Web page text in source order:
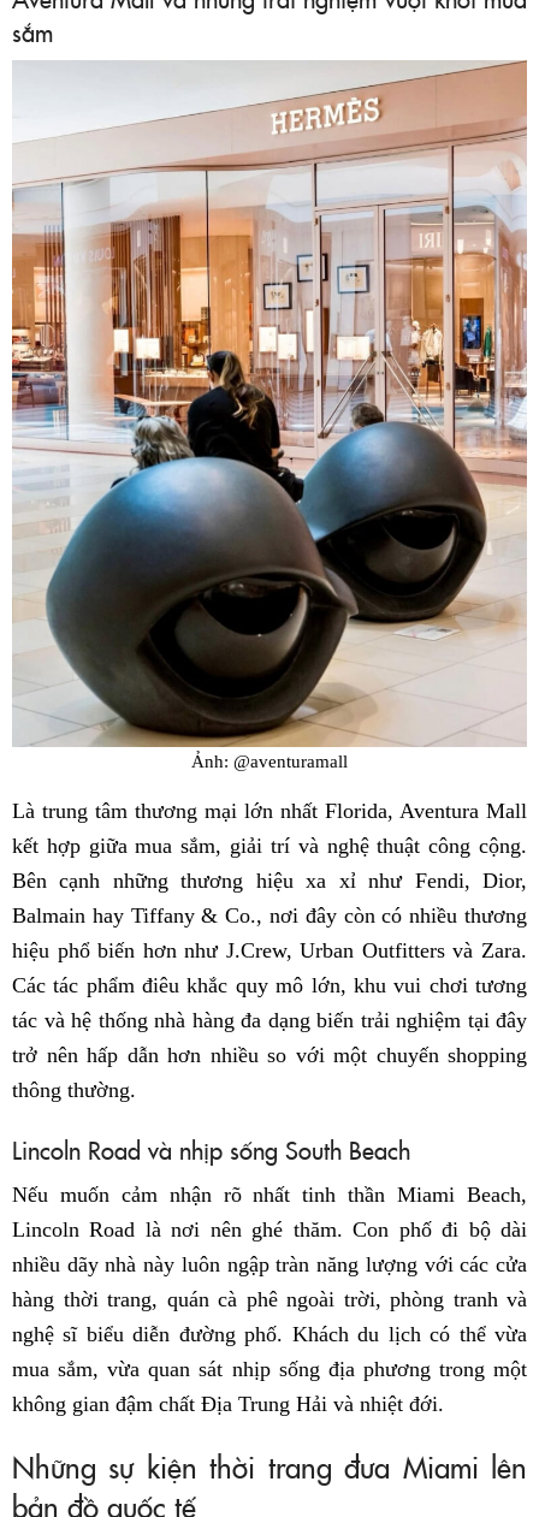
sắm
Ảnh: @aventuramall
Là trung tâm thương mại lớn nhất Florida, Aventura Mall
kết hợp giữa mua sắm, giải trí và nghệ thuật công cộng.
Bên cạnh những thương hiệu xa xỉ như Fendi, Dior,
Balmain hay Tiffany & Co., nơi đây còn có nhiều thương
hiệu phổ biến hơn như J.Crew, Urban Outfitters và Zara.
Các tác phẩm điêu khắc quy mô lớn, khu vui chơi tương
tác và hệ thống nhà hàng đa dạng biến trải nghiệm tại đây
trở nên hấp dẫn hơn nhiều so với một chuyến shopping
thông thường.
Lincoln Road và nhịp sống South Beach
Nếu muốn cảm nhận rõ nhất tinh thần Miami Beach,
Lincoln Road là nơi nên ghé thăm. Con phố đi bộ dài
nhiều dãy nhà này luôn ngập tràn năng lượng với các cửa
hàng thời trang, quán cà phê ngoài trời, phòng tranh và
nghệ sĩ biểu diễn đường phố. Khách du lịch có thể vừa
mua sắm, vừa quan sát nhịp sống địa phương trong một
không gian đậm chất Địa Trung Hải và nhiệt đới.
Những sự kiện thời trang đưa Miami lên
bản đồ quốc tế